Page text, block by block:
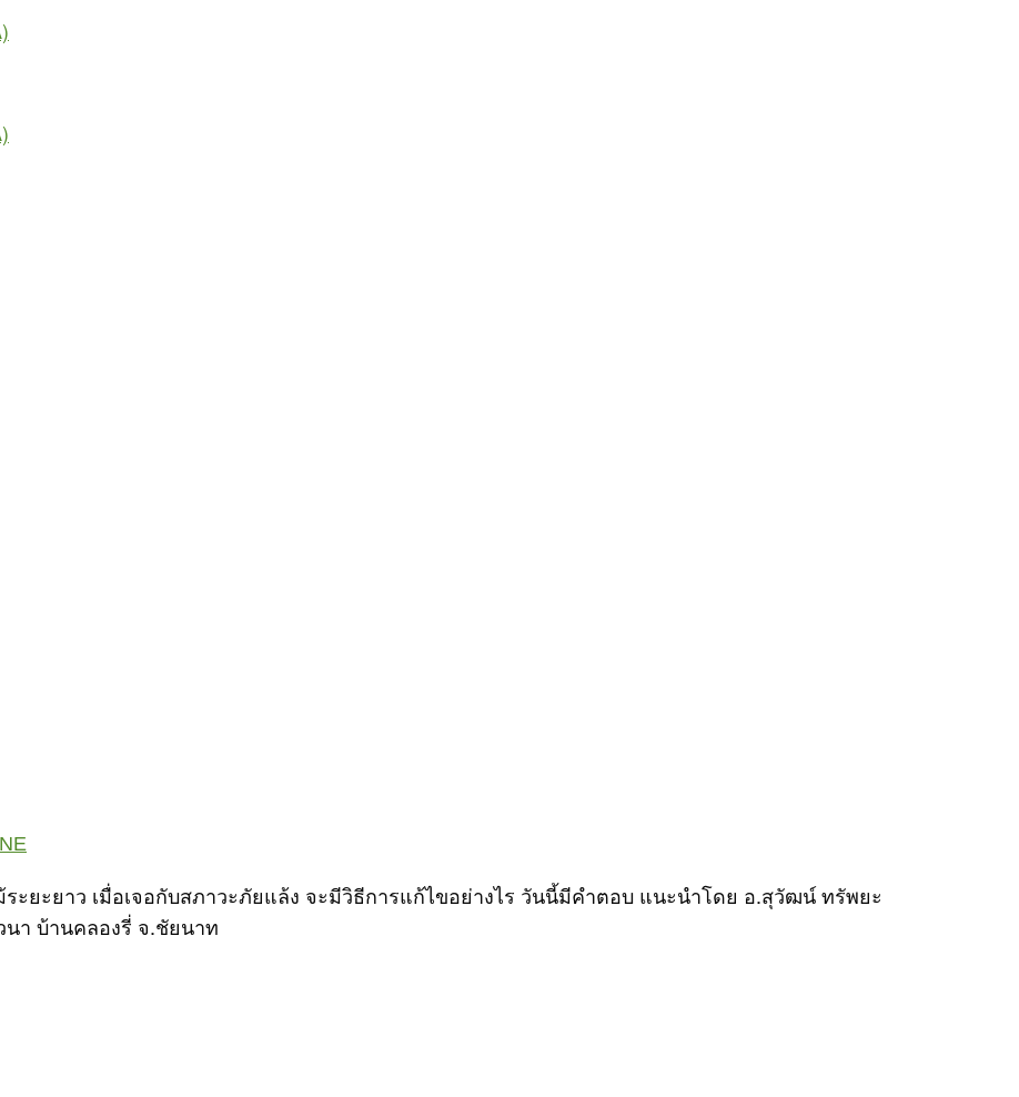
ะยะยาว เมื่อเจอกับสภาวะภัยแล้ง จะมีวิธีการแก้ไขอย่างไร วันนี้มีคำตอบ แนะนำโดย อ.สุวัฒน์ ทรัพยะ
นา บ้านคลองรี่ จ.ชัยนาท